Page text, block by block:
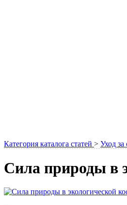
Категория каталога статей > Уход за
Сила природы в